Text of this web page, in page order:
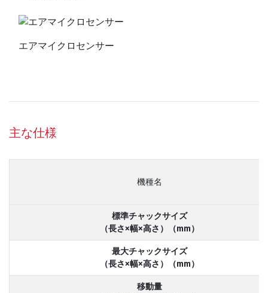
エアマイクロセンサー
主な仕様
機種名
標準チャックサイズ
（長さ×幅×高さ）（mm）
最大チャックサイズ
（長さ×幅×高さ）（mm）
移動量